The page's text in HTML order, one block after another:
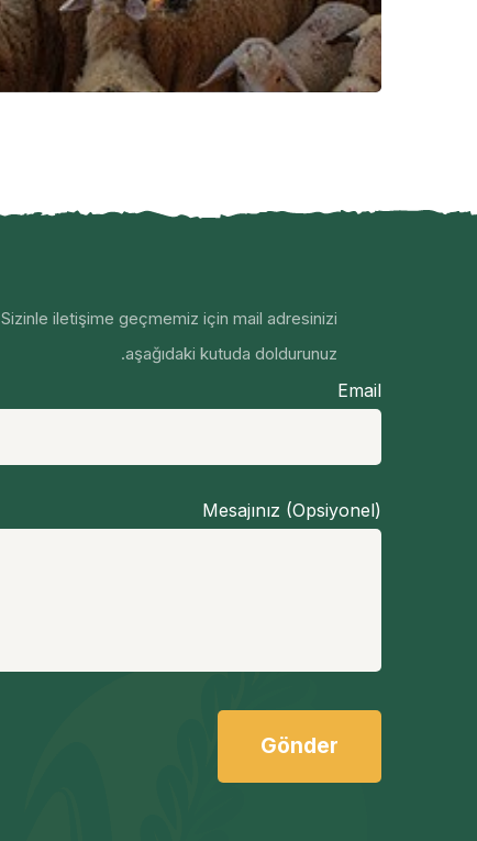
Sizinle iletişime geçmemiz için mail adresinizi
aşağıdaki kutuda doldurunuz.
Email
Mesajınız (Opsiyonel)